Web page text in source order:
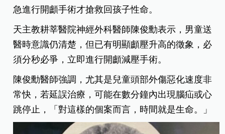
急進行開顱手術才搶救回孩子性命。
天主教耕莘醫院神經外科醫師陳俊勳表示，男童送
醫時意識仍清楚，但已有明顯顱壓升高的徵象，必
須分秒必爭，立即進行開顱減壓手術。
陳俊勳醫師強調，尤其是兒童頭部外傷惡化速度非
常快，若延誤治療，可能在數分鐘內出現腦疝或心
跳停止，「對這樣的個案而言，時間就是生命。」